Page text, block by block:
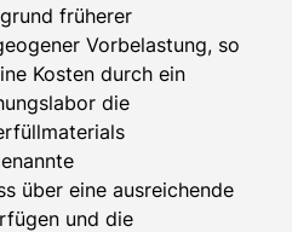
früherer
Vorbelastung, so
Kosten durch ein
die
über eine ausreichende
und die